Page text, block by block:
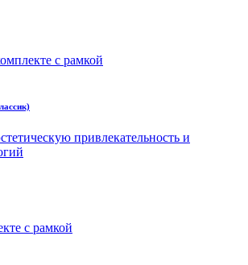
с рамкой
привлекательность и
с рамкой